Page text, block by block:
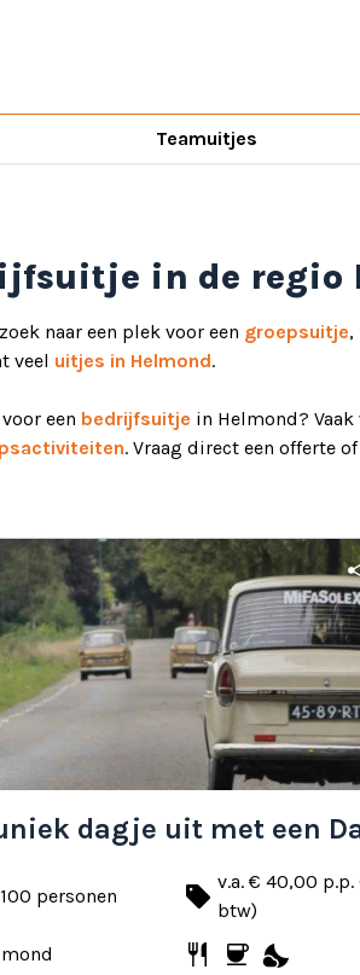
Teamuitjes
in de regio
naar een plek voor een groepsuitje,
veel uitjes in Helmond.
een bedrijfsuitje in Helmond?
. Vraag direct een offerte
dagje uit met een
personen local_offer v.a. € 40,00 p.p.
btw)
restaurant coffee nights_stay